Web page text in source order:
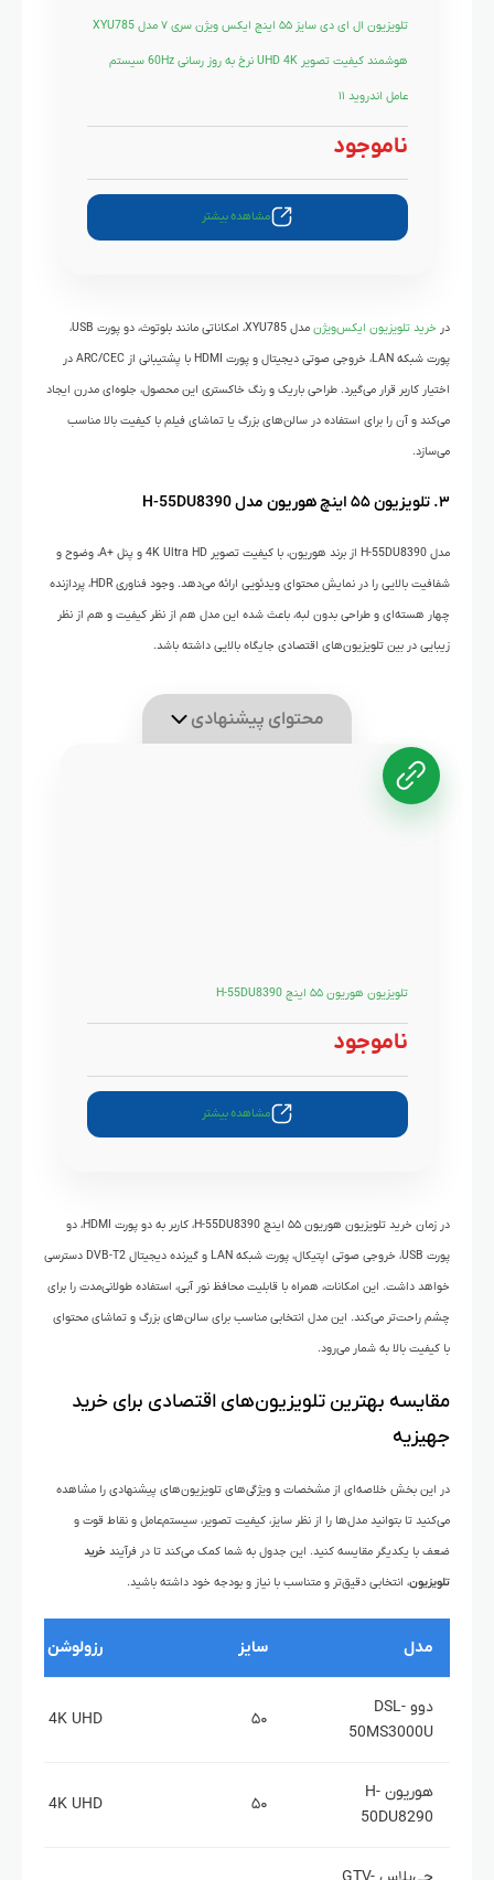
تلویزیون ال ای دی سایز ۵۵ اینچ ایکس‌ ویژن سری ۷ مدل XYU785
هوشمند کیفیت تصویر UHD 4K نرخ به روز رسانی 60Hz سیستم
عامل اندروید ۱۱
ناموجود
مشاهده بیشتر
در خرید تلویزیون ایکس‌ویژن مدل XYU785، امکاناتی مانند بلوتوث، دو پورت USB،
پورت شبکه LAN، خروجی صوتی دیجیتال و پورت HDMI با پشتیبانی از ARC/CEC در
اختیار کاربر قرار می‌گیرد. طراحی باریک و رنگ خاکستری این محصول، جلوه‌ای مدرن ایجاد
می‌کند و آن را برای استفاده در سالن‌های بزرگ یا تماشای فیلم با کیفیت بالا مناسب
می‌سازد.
۳. تلویزیون ۵۵ اینچ هوریون مدل H-55DU8390
مدل H-55DU8390 از برند هوریون، با کیفیت تصویر 4K Ultra HD و پنل +A، وضوح و
شفافیت بالایی را در نمایش محتوای ویدئویی ارائه می‌دهد. وجود فناوری HDR، پردازنده
چهار هسته‌ای و طراحی بدون لبه، باعث شده این مدل هم از نظر کیفیت و هم از نظر
زیبایی در بین تلویزیون‌های اقتصادی جایگاه بالایی داشته باشد.
محتوای پیشنهادی
تلویزیون هوریون ۵۵ اینچ H-55DU8390
ناموجود
مشاهده بیشتر
در زمان خرید تلویزیون هوریون ۵۵ اینچ H-55DU8390، کاربر به دو پورت HDMI، دو
پورت USB، خروجی صوتی اپتیکال، پورت شبکه LAN و گیرنده دیجیتال DVB-T2 دسترسی
خواهد داشت. این امکانات، همراه با قابلیت محافظ نور آبی، استفاده طولانی‌مدت را برای
چشم راحت‌تر می‌کند. این مدل انتخابی مناسب برای سالن‌های بزرگ و تماشای محتوای
با کیفیت بالا به شمار می‌رود.
مقایسه بهترین تلویزیون‌های اقتصادی برای خرید
جهیزیه
در این بخش خلاصه‌ای از مشخصات و ویژگی‌های تلویزیون‌های پیشنهادی را مشاهده
می‌کنید تا بتوانید مدل‌ها را از نظر سایز، کیفیت تصویر، سیستم‌عامل و نقاط قوت و
ضعف با یکدیگر مقایسه کنید. این جدول به شما کمک می‌کند تا در فرآیند خرید
تلویزیون، انتخابی دقیق‌تر و متناسب با نیاز و بودجه خود داشته باشید.
مدل سایز رزولوشن
دوو DSL-
50MS3000U
۵۰ 4K UHD
هوریون H-
50DU8290
۵۰ 4K UHD